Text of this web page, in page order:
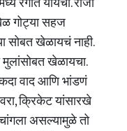
गोट्या सहज
सोबत खेळायचं नाही.
खेळायचा.
वाद आणि भांडणं
क्रिकेट यांसारखे
असल्यामुळे तो